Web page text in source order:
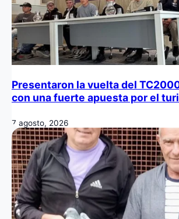
Presentaron la vuelta del
con una fuerte apuesta por el
7 agosto, 2026